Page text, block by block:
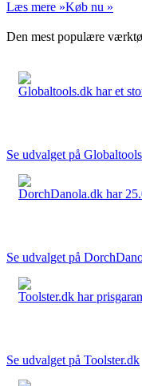
Læs mere »Køb nu »
Den mest populære
Globaltools.dk har et
Se udvalget på
DorchDanola.dk har
Se udvalget på
Toolster.dk har
Se udvalget på Toolster.dk